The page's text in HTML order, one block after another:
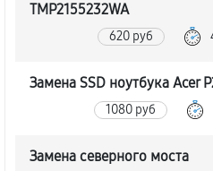
TMP2155232WA
620 руб
Замена SSD ноутбука Acer
1080 руб
Замена северного моста